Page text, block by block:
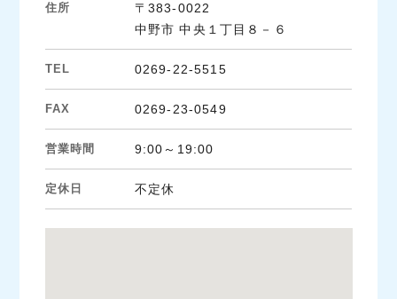
住所
〒383-0022
中野市 中央１丁目８－６
TEL 0269-22-5515
FAX 0269-23-0549
営業時間 9:00～19:00
定休日 不定休